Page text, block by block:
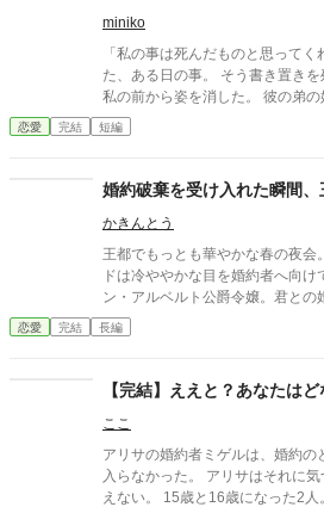
miniko
「私の事は死んだものと思って
た、ある日の事。 そう書き置き
私の前から姿を消した。 彼の弟の婚
は、身勝手な駆け落ちに振り回さ
た男女が、すれ違いながらも心を繋いで
場合はご注意下さい。
恋愛 完結 短編
婚約破棄を受け入れた瞬間
かきんとう
王都でもっとも華やかな春の夜会
ドは冷ややかな目を婚約者へ向けていた。 「リリ
ン・アルベルト公爵令嬢。君との婚
が一瞬で静まり返る。 リリアーナは淡い金髪を揺らし、静かに王
太子を見つめ返した。 「理由を、お聞きしてもよろしいでしょう
私は真実の愛を見つけた」 そう言ってエドワードが隣へ引き寄せ
たのは、男爵令嬢のセシリアだっ
恋愛 完結 長編
【完結】ええと？あなたは
ここ
アリサの婚約者ミゲルは、婚約の
入らなかった。 アリサはそれに
えない。 15歳と16歳になった2